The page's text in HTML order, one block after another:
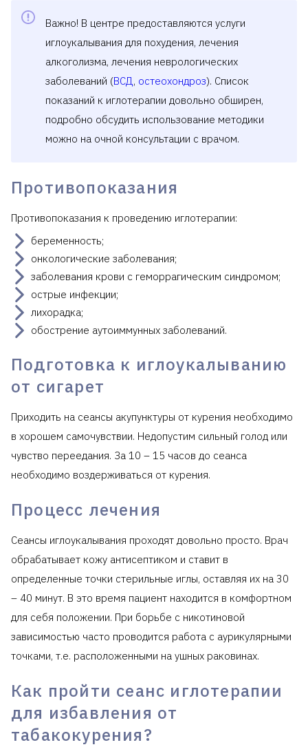
Важно! В центре предоставляются услуги
иглоукалывания для похудения, лечения
алкоголизма, лечения неврологических
заболеваний (ВСД, остеохондроз). Список
показаний к иглотерапии довольно обширен,
подробно обсудить использование методики
можно на очной консультации с врачом.
Противопоказания
Противопоказания к проведению иглотерапии:
беременность;
онкологические заболевания;
заболевания крови с геморрагическим синдромом;
острые инфекции;
лихорадка;
обострение аутоиммунных заболеваний.
Подготовка к иглоукалыванию
от сигарет
Приходить на сеансы акупунктуры от курения необходимо
в хорошем самочувствии. Недопустим сильный голод или
чувство переедания. За 10 – 15 часов до сеанса
необходимо воздерживаться от курения.
Процесс лечения
Сеансы иглоукалывания проходят довольно просто. Врач
обрабатывает кожу антисептиком и ставит в
определенные точки стерильные иглы, оставляя их на 30
– 40 минут. В это время пациент находится в комфортном
для себя положении. При борьбе с никотиновой
зависимостью часто проводится работа с аурикулярными
точками, т.е. расположенными на ушных раковинах.
Как пройти сеанс иглотерапии
для избавления от
табакокурения?